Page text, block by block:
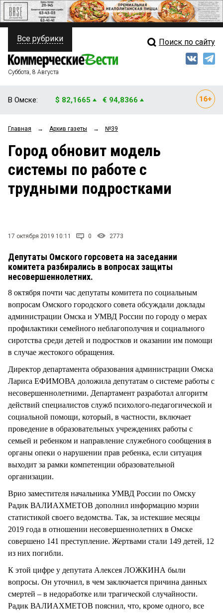
ПОЛИТИКА
ФИНАНСЫ
ОБЩЕСТВО
ЗАКОН
Свежий выпуск
Рейтинги
Блоги
Архив
Все рубрики Поиск по сайту
Суббота, 8 Августа
В Омске: $ 82,1665 € 94,8366
Главная → Архив газеты → №39
Город обновит модель
системы по работе с
трудными подростками
17 октября 2019 10:11 0 2773
Депутаты Омского горсовета на заседании
комитета разбирались в вопросах защиты
несовершеннолетних.
8 октября почти час депутаты комитета по социальным
вопросам Омского городского совета обсуждали доклады
администрации Омска и УМВД России по городу о мерах
профилактики семейного неблагополучия и социального
сиротства среди детей и подростков и оказании им помощи
в случае жестокого обращения.
Директор департамента образования администрации Омска
Лариса ЕФИМОВА доложила депутатам о системе работы с
несовершеннолетними. Департамент разработал алгоритм
действий специалистов служб психолого-педагогической и
социальной помощи, который, в частности, включает
проведение в образовательных учреждениях работы с
семьей и ребенком и направление служебного сообщения в
органы опеки о нарушении прав ребенка, если ситуация
выходит за рамки компетенции образовательной
организации.
Врио заместителя начальника УМВД России по Омску
Радик ВАЛИАХМЕТОВ дополнил информацию мэрии
статистикой своего ведомства. Так, за истекшие месяцы
2019 года в отношении несовершеннолетних в Омске
совершено 141 преступление. Жертвами стали 149 детей, 12
из них погибли.
К этой цифре у депутата Алексея ЛОЖКИНА были
вопросы. Он уточнил, в чем заключается причина данных
смертей – в недоработке или трагической случайности.
Радик ВАЛИАХМЕТОВ пояснил, что, кроме одного, все